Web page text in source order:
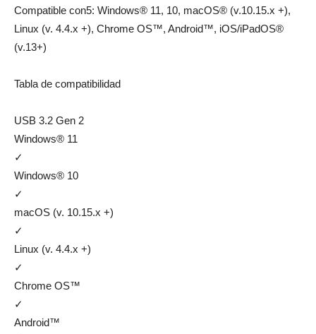
Compatible con5: Windows® 11, 10, macOS® (v.10.15.x +),
Linux (v. 4.4.x +), Chrome OS™, Android™, iOS/iPadOS®
(v.13+)
Tabla de compatibilidad
USB 3.2 Gen 2
Windows® 11
✓
Windows® 10
✓
macOS (v. 10.15.x +)
✓
Linux (v. 4.4.x +)
✓
Chrome OS™
✓
Android™